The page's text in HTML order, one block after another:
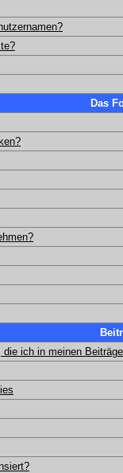
Das
ich in meinen